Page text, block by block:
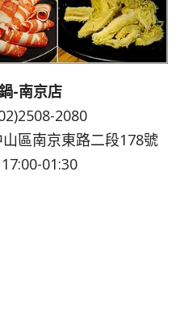
-南京店
2080
區南京東路二段178號
01:30